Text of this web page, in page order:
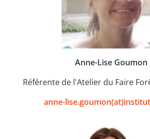
Anne-Lise Goumon
Référente de l'Atelier du Faire
anne-